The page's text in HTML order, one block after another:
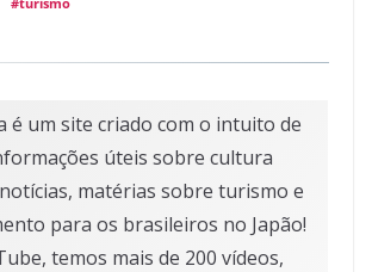
#turismo
é um site criado com o intuito de
úteis sobre cultura
matérias sobre turismo e
para os brasileiros no Japão!
temos mais de 200 vídeos,